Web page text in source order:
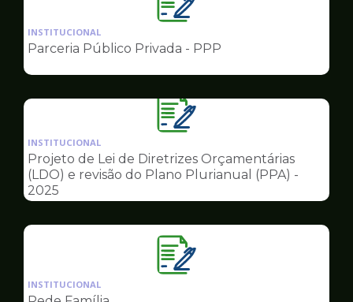
Ilustração
da
pagina
Governo
INSTITUCIONAL
Parceria Público Privada - PPP
Ilustração
da
pagina
de
INSTITUCIONAL
Projeto de Lei de Diretrizes Orçamentárias
(LDO) e revisão do Plano Plurianual (PPA) -
2025
Ilustração
da
INSTITUCIONAL